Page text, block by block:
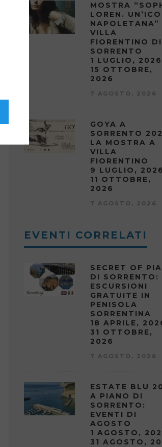
MOSTRA
LOREN.
NAPOLETANA”
VILLA
FIORENTINO DI
SORRENTO
1 LUGLIO,
15 OTTOBRE,
2026
7 AGOSTO, 2026
GOYA A
SORRENTO
LA MOSTRA A
VILLA
FIORENTINO
9 LUGLIO,
11 OTTOBRE,
2026
7 AGOSTO, 2026
EVENTI CORRELATI
SECRET OF
DI SORRENTO:
ESCURSIONI
GRATUITE IN
PENISOLA
SORRENTINA
18 APRILE,
31 OTTOBRE,
2026
7 AGOSTO, 2026
ESTATE BLU
A PIANO DI
SORRENTO:
EVENTI DI
AGOSTO
1 AGOSTO,
31 AGOSTO,